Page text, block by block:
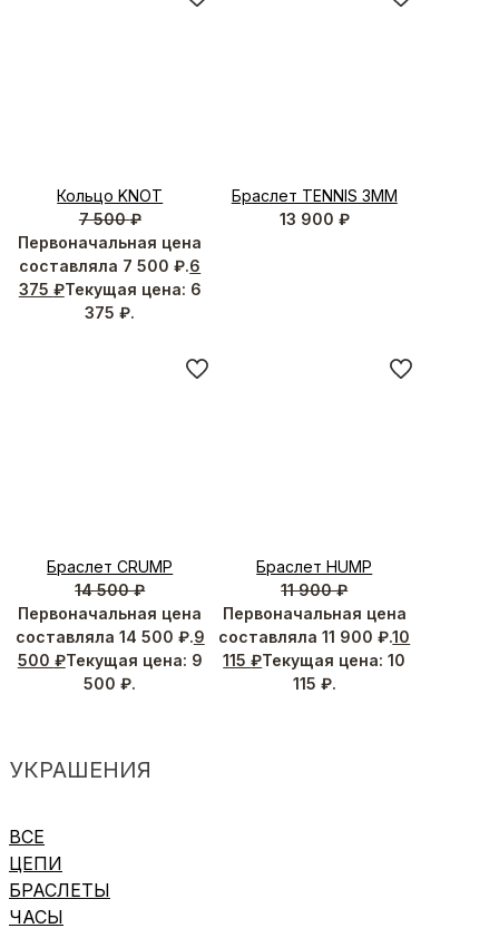
Кольцо KNOT
7 500₽
Первоначальная цена
составляла 7 500 ₽.6
375 ₽Текущая цена: 6
375 ₽.
Браслет TENNIS 3MM
13 900 ₽
Браслет CRUMP
14 500₽
Первоначальная цена
составляла 14 500 ₽.9
500 ₽Текущая цена: 9
500 ₽.
Браслет HUMP
11 900₽
Первоначальная цена
составляла 11 900 ₽.10
115₽Текущая цена: 10
115 ₽.
УКРАШЕНИЯ
ВСЕ
ЦЕПИ
БРАСЛЕТЫ
ЧАСЫ